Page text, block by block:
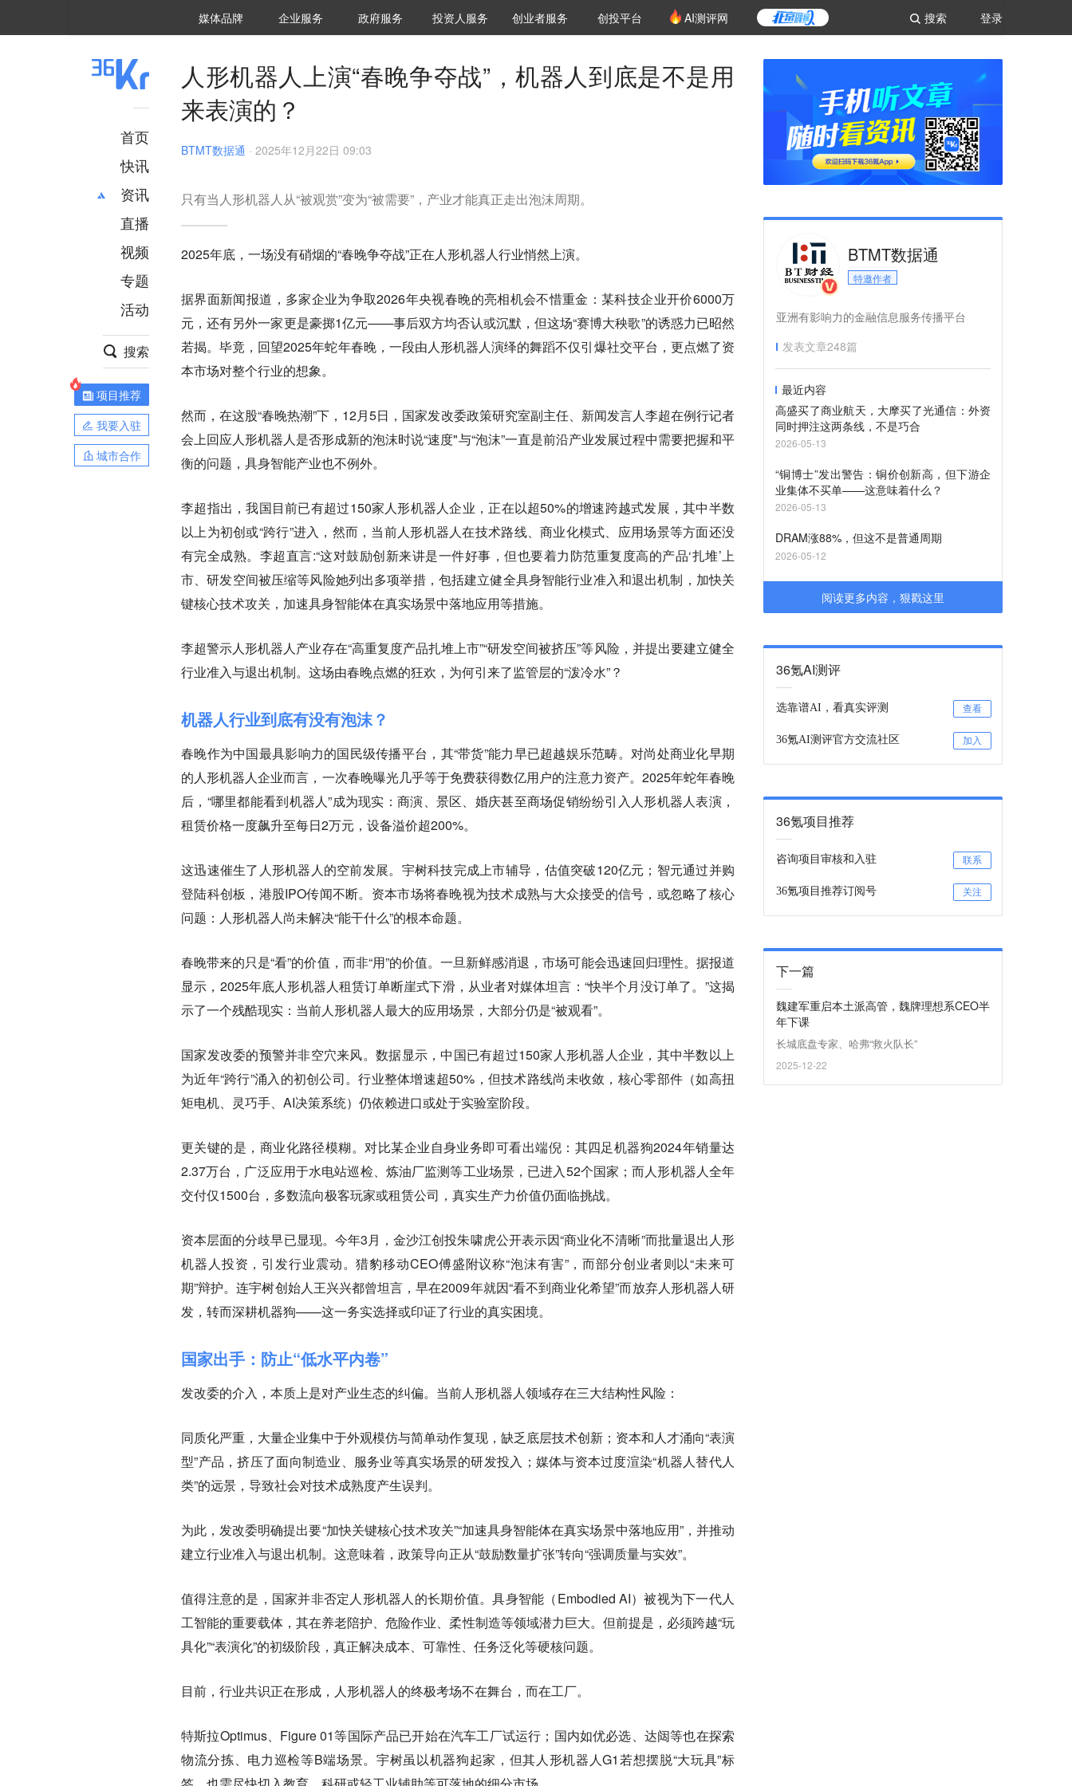
登录
搜索
媒体品牌 36Kr研究院
企业服务 城市之窗
政府服务 VClub投资机构库
投资机构职位推介
投资人服务 创投氪堂
创业者服务 创投平台 AI测评网
首页
快讯
资讯
推荐
财经
项目推荐
安徽
直播
视频
专题
活动
搜索
项目推荐
我要入驻
城市合作
人形机器人上演“春晚争夺战”，机器人到底是不是用
来表演的？
BTMT数据通 · 2025年12月22日 09:03
只有当人形机器人从“被观赏”变为“被需要”，产业才能真正走出泡沫周期。
2025年底，一场没有硝烟的“春晚争夺战”正在人形机器人行业悄然上演。
据界面新闻报道，多家企业为争取2026年央视春晚的亮相机会不惜重金：某科技企业开价6000万
元，还有另外一家更是豪掷1亿元——事后双方均否认或沉默，但这场“赛博大秧歌”的诱惑力已昭然
若揭。毕竟，回望2025年蛇年春晚，一段由人形机器人演绎的舞蹈不仅引爆社交平台，更点燃了资
本市场对整个行业的想象。
然而，在这股“春晚热潮”下，12月5日，国家发改委政策研究室副主任、新闻发言人李超在例行记者
会上回应人形机器人是否形成新的泡沫时说“速度"与“泡沫”一直是前沿产业发展过程中需要把握和平
衡的问题，具身智能产业也不例外。
李超指出，我国目前已有超过150家人形机器人企业，正在以超50%的增速跨越式发展，其中半数
以上为初创或“跨行”进入，然而，当前人形机器人在技术路线、商业化模式、应用场景等方面还没
有完全成熟。李超直言:“这对鼓励创新来讲是一件好事，但也要着力防范重复度高的产品‘扎堆’上
市、研发空间被压缩等风险她列出多项举措，包括建立健全具身智能行业准入和退出机制，加快关
键核心技术攻关，加速具身智能体在真实场景中落地应用等措施。
李超警示人形机器人产业存在“高重复度产品扎堆上市”“研发空间被挤压”等风险，并提出要建立健全
行业准入与退出机制。这场由春晚点燃的狂欢，为何引来了监管层的“泼冷水”？
机器人行业到底有没有泡沫？
春晚作为中国最具影响力的国民级传播平台，其“带货”能力早已超越娱乐范畴。对尚处商业化早期
的人形机器人企业而言，一次春晚曝光几乎等于免费获得数亿用户的注意力资产。2025年蛇年春晚
后，“哪里都能看到机器人”成为现实：商演、景区、婚庆甚至商场促销纷纷引入人形机器人表演，
租赁价格一度飙升至每日2万元，设备溢价超200%。
这迅速催生了人形机器人的空前发展。宇树科技完成上市辅导，估值突破120亿元；智元通过并购
登陆科创板，港股IPO传闻不断。资本市场将春晚视为技术成熟与大众接受的信号，或忽略了核心
问题：人形机器人尚未解决“能干什么”的根本命题。
春晚带来的只是“看”的价值，而非“用”的价值。一旦新鲜感消退，市场可能会迅速回归理性。据报道
显示，2025年底人形机器人租赁订单断崖式下滑，从业者对媒体坦言：“快半个月没订单了。”这揭
示了一个残酷现实：当前人形机器人最大的应用场景，大部分仍是“被观看”。
国家发改委的预警并非空穴来风。数据显示，中国已有超过150家人形机器人企业，其中半数以上
为近年“跨行”涌入的初创公司。行业整体增速超50%，但技术路线尚未收敛，核心零部件（如高扭
矩电机、灵巧手、AI决策系统）仍依赖进口或处于实验室阶段。
更关键的是，商业化路径模糊。对比某企业自身业务即可看出端倪：其四足机器狗2024年销量达
2.37万台，广泛应用于水电站巡检、炼油厂监测等工业场景，已进入52个国家；而人形机器人全年
交付仅1500台，多数流向极客玩家或租赁公司，真实生产力价值仍面临挑战。
资本层面的分歧早已显现。今年3月，金沙江创投朱啸虎公开表示因“商业化不清晰”而批量退出人形
机器人投资，引发行业震动。猎豹移动CEO傅盛附议称“泡沫有害”，而部分创业者则以“未来可
期”辩护。连宇树创始人王兴兴都曾坦言，早在2009年就因“看不到商业化希望”而放弃人形机器人研
发，转而深耕机器狗——这一务实选择或印证了行业的真实困境。
国家出手：防止“低水平内卷”
发改委的介入，本质上是对产业生态的纠偏。当前人形机器人领域存在三大结构性风险：
同质化严重，大量企业集中于外观模仿与简单动作复现，缺乏底层技术创新；资本和人才涌向“表演
型”产品，挤压了面向制造业、服务业等真实场景的研发投入；媒体与资本过度渲染“机器人替代人
类”的远景，导致社会对技术成熟度产生误判。
为此，发改委明确提出要“加快关键核心技术攻关”“加速具身智能体在真实场景中落地应用”，并推动
建立行业准入与退出机制。这意味着，政策导向正从“鼓励数量扩张”转向“强调质量与实效”。
值得注意的是，国家并非否定人形机器人的长期价值。具身智能（Embodied AI）被视为下一代人
工智能的重要载体，其在养老陪护、危险作业、柔性制造等领域潜力巨大。但前提是，必须跨越“玩
具化”“表演化”的初级阶段，真正解决成本、可靠性、任务泛化等硬核问题。
目前，行业共识正在形成，人形机器人的终极考场不在舞台，而在工厂。
特斯拉Optimus、Figure 01等国际产品已开始在汽车工厂试运行；国内如优必选、达闼等也在探索
物流分拣、电力巡检等B端场景。宇树虽以机器狗起家，但其人形机器人G1若想摆脱“大玩具”标
BTMT数据通
特邀作者
亚洲有影响力的金融信息服务传播平台
发表文章248篇
最近内容
高盛买了商业航天，大摩买了光通信：外资
同时押注这两条线，不是巧合
2026-05-13
“铜博士”发出警告：铜价创新高，但下游企
业集体不买单——这意味着什么？
2026-05-13
DRAM涨88%，但这不是普通周期
2026-05-12
阅读更多内容，狠戳这里
36氪AI测评
选靠谱AI，看真实评测 查看
36氪AI测评官方交流社区 加入
36氪项目推荐
咨询项目审核和入驻 联系
36氪项目推荐订阅号 关注
下一篇
魏建军重启本土派高管，魏牌理想系CEO半
年下课
长城底盘专家、哈弗“救火队长”
2025-12-22